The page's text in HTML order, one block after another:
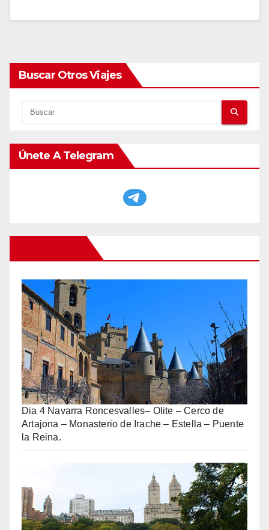
Buscar Otros Viajes
Únete A Telegram
Dia 4 Navarra Roncesvalles– Olite – Cerco de
Artajona – Monasterio de Irache – Estella – Puente
la Reina.